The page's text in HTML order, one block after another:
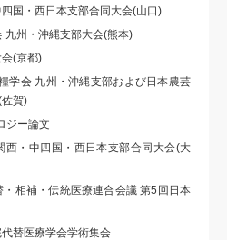
国・西日本支部合同大会(山口)
九州・沖縄支部大会(熊本)
(京都)
学会 九州・沖縄支部および日本農芸
賀)
ジー論文
西・中四国・西日本支部合同大会(大
相補・伝統医療連合会議 第5回日本
替医療学会学術集会